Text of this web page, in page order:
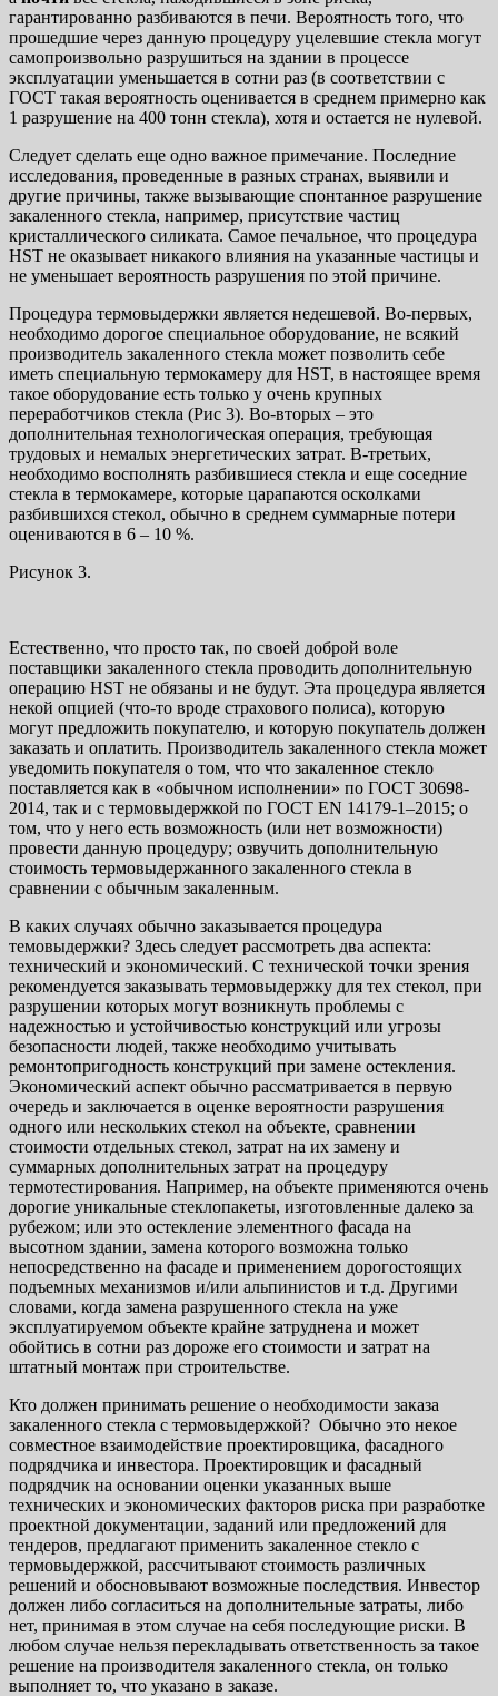
гарантированно разбиваются в печи. Вероятность того, что
прошедшие через данную процедуру уцелевшие стекла могут
самопроизвольно разрушиться на здании в процессе
эксплуатации уменьшается в сотни раз (в соответствии с
ГОСТ такая вероятность оценивается в среднем примерно как
1 разрушение на 400 тонн стекла), хотя и остается не нулевой.
Следует сделать еще одно важное примечание. Последние
исследования, проведенные в разных странах, выявили и
другие причины, также вызывающие спонтанное разрушение
закаленного стекла, например, присутствие частиц
кристаллического силиката. Самое печальное, что процедура
HST не оказывает никакого влияния на указанные частицы и
не уменьшает вероятность разрушения по этой причине.
Процедура термовыдержки является недешевой. Во-первых,
необходимо дорогое специальное оборудование, не всякий
производитель закаленного стекла может позволить себе
иметь специальную термокамеру для HST, в настоящее время
такое оборудование есть только у очень крупных
переработчиков стекла (Рис 3). Во-вторых – это
дополнительная технологическая операция, требующая
трудовых и немалых энергетических затрат. В-третьих,
необходимо восполнять разбившиеся стекла и еще соседние
стекла в термокамере, которые царапаются осколками
разбившихся стекол, обычно в среднем суммарные потери
оцениваются в 6 – 10 %.
Рисунок 3.
Естественно, что просто так, по своей доброй воле
поставщики закаленного стекла проводить дополнительную
операцию HST не обязаны и не будут. Эта процедура является
некой опцией (что-то вроде страхового полиса), которую
могут предложить покупателю, и которую покупатель должен
заказать и оплатить. Производитель закаленного стекла может
уведомить покупателя о том, что что закаленное стекло
поставляется как в «обычном исполнении» по ГОСТ 30698-
2014, так и с термовыдержкой по ГОСТ EN 14179-1–2015; о
том, что у него есть возможность (или нет возможности)
провести данную процедуру; озвучить дополнительную
стоимость термовыдержанного закаленного стекла в
сравнении с обычным закаленным.
В каких случаях обычно заказывается процедура
темовыдержки? Здесь следует рассмотреть два аспекта:
технический и экономический. С технической точки зрения
рекомендуется заказывать термовыдержку для тех стекол, при
разрушении которых могут возникнуть проблемы с
надежностью и устойчивостью конструкций или угрозы
безопасности людей, также необходимо учитывать
ремонтопригодность конструкций при замене остекления.
Экономический аспект обычно рассматривается в первую
очередь и заключается в оценке вероятности разрушения
одного или нескольких стекол на объекте, сравнении
стоимости отдельных стекол, затрат на их замену и
суммарных дополнительных затрат на процедуру
термотестирования. Например, на объекте применяются очень
дорогие уникальные стеклопакеты, изготовленные далеко за
рубежом; или это остекление элементного фасада на
высотном здании, замена которого возможна только
непосредственно на фасаде и применением дорогостоящих
подъемных механизмов и/или альпинистов и т.д. Другими
словами, когда замена разрушенного стекла на уже
эксплуатируемом объекте крайне затруднена и может
обойтись в сотни раз дороже его стоимости и затрат на
штатный монтаж при строительстве.
Кто должен принимать решение о необходимости заказа
закаленного стекла с термовыдержкой? Обычно это некое
совместное взаимодействие проектировщика, фасадного
подрядчика и инвестора. Проектировщик и фасадный
подрядчик на основании оценки указанных выше
технических и экономических факторов риска при разработке
проектной документации, заданий или предложений для
тендеров, предлагают применить закаленное стекло с
термовыдержкой, рассчитывают стоимость различных
решений и обосновывают возможные последствия. Инвестор
должен либо согласиться на дополнительные затраты, либо
нет, принимая в этом случае на себя последующие риски. В
любом случае нельзя перекладывать ответственность за такое
решение на производителя закаленного стекла, он только
выполняет то, что указано в заказе.